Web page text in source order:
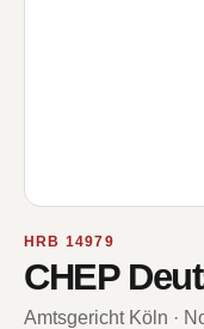
HRB 14979
CHEP
Amtsgericht Köln ·